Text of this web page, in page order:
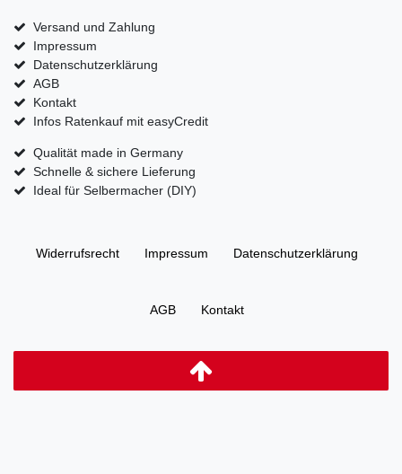
Versand und Zahlung
Impressum
Datenschutzerklärung
AGB
Kontakt
Infos Ratenkauf mit easyCredit
Qualität made in Germany
Schnelle & sichere Lieferung
Ideal für Selbermacher (DIY)
Widerrufs­recht Impressum Daten­schutz­erklärung
AGB Kontakt